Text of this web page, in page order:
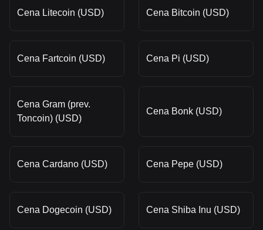
Cena Litecoin (USD) Cena Bitcoin (USD)
Cena Fartcoin (USD) Cena Pi (USD)
Cena Gram (prev.
Toncoin) (USD)
Cena Bonk (USD)
Cena Cardano (USD) Cena Pepe (USD)
Cena Dogecoin (USD) Cena Shiba Inu (USD)